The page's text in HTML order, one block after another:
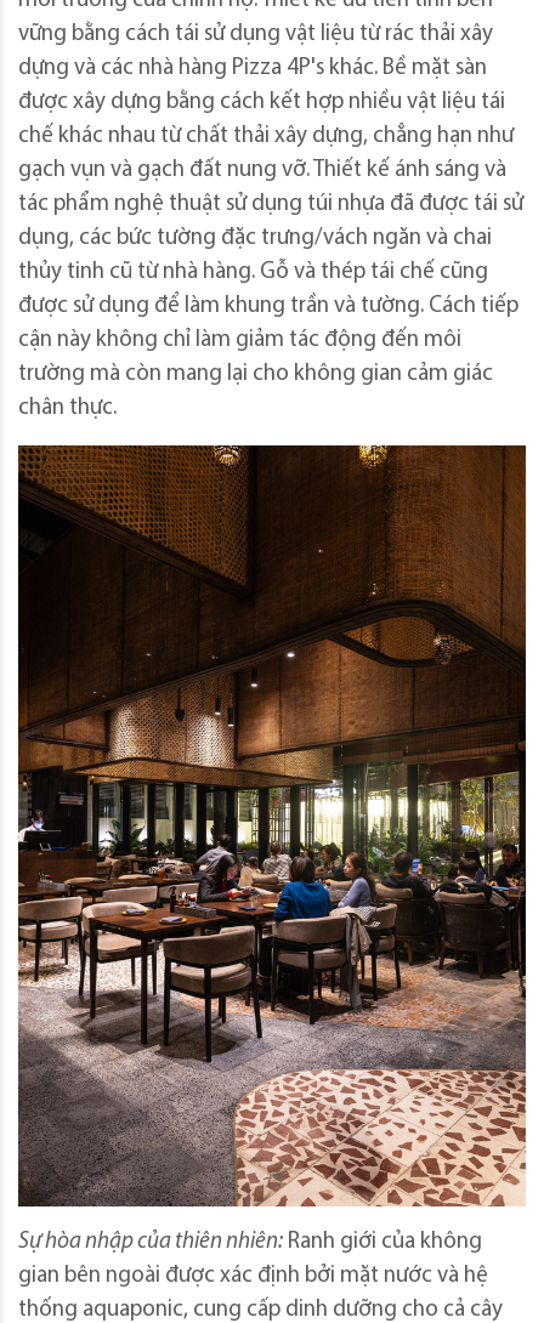
vững bằng cách tái sử dụng vật liệu từ rác thải xây
dựng và các nhà hàng Pizza 4P's khác. Bề mặt sàn
được xây dựng bằng cách kết hợp nhiều vật liệu tái
chế khác nhau từ chất thải xây dựng, chẳng hạn như
gạch vụn và gạch đất nung vỡ. Thiết kế ánh sáng và
tác phẩm nghệ thuật sử dụng túi nhựa đã được tái sử
dụng, các bức tường đặc trưng/vách ngăn và chai
thủy tinh cũ từ nhà hàng. Gỗ và thép tái chế cũng
được sử dụng để làm khung trần và tường. Cách tiếp
cận này không chỉ làm giảm tác động đến môi
trường mà còn mang lại cho không gian cảm giác
chân thực.
Sự hòa nhập của thiên nhiên: Ranh giới của không
gian bên ngoài được xác định bởi mặt nước và hệ
thống aquaponic, cung cấp dinh dưỡng cho cả cây